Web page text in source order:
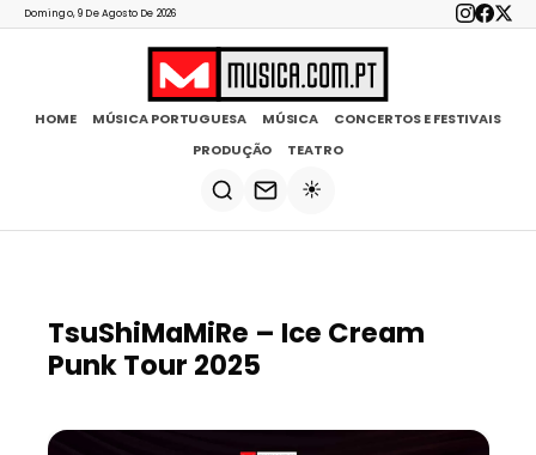
Domingo, 9 De Agosto De 2026
HOME MÚSICA PORTUGUESA MÚSICA
CONCERTOS E FESTIVAIS
PRODUÇÃO
TEATRO
☀️
TsuShiMaMiRe – Ice Cream
Punk Tour 2025